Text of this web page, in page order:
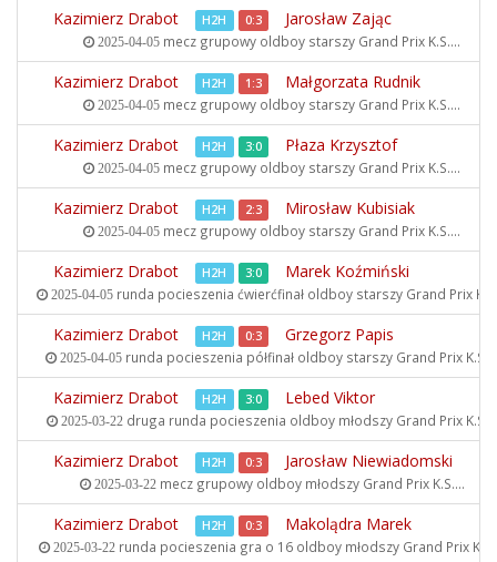
Kazimierz Drabot H2H 0:3 Jarosław Zając
2025-04-05 mecz grupowy oldboy starszy Grand Prix K.S....
Kazimierz Drabot H2H 1:3 Małgorzata Rudnik
2025-04-05 mecz grupowy oldboy starszy Grand Prix K.S....
Kazimierz Drabot H2H 3:0 Płaza Krzysztof
2025-04-05 mecz grupowy oldboy starszy Grand Prix K.S....
Kazimierz Drabot H2H 2:3 Mirosław Kubisiak
2025-04-05 mecz grupowy oldboy starszy Grand Prix K.S....
Kazimierz Drabot H2H 3:0 Marek Koźmiński
2025-04-05runda pocieszenia ćwierćfinał oldboy starszy Grand Prix
Kazimierz Drabot H2H 0:3 Grzegorz Papis
2025-04-05 runda pocieszenia półfinał oldboy starszy Grand Prix K.S....
Kazimierz Drabot H2H 3:0 Lebed Viktor
2025-03-22druga runda pocieszenia oldboy młodszy Grand Prix K.S....
Kazimierz Drabot H2H 0:3 Jarosław Niewiadomski
2025-03-22mecz grupowy oldboy młodszy Grand Prix K.S....
Kazimierz Drabot H2H 0:3 Makolądra Marek
2025-03-22 runda pocieszenia gra o 16 oldboy młodszy Grand Prix